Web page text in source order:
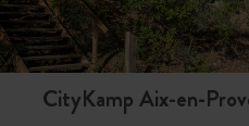
CityKamp Aix-en-